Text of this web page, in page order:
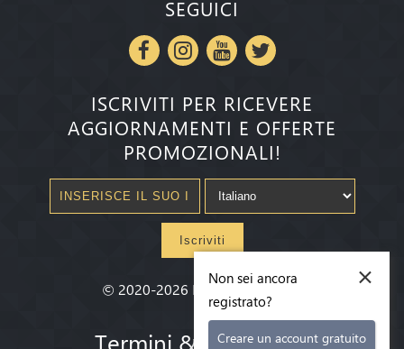
SEGUICI
ISCRIVITI PER RICEVERE
AGGIORNAMENTI E OFFERTE
PROMOZIONALI!
Iscriviti
© 2020-2026 Millenium State®
Termini & condizioni
×
Non sei ancora
registrato?
Creare un account gratuito